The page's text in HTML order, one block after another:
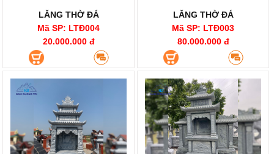
LĂNG THỜ ĐÁ
Mã SP: LTĐ004
20.000.000 đ
LĂNG THỜ ĐÁ
Mã SP: LTĐ003
80.000.000 đ